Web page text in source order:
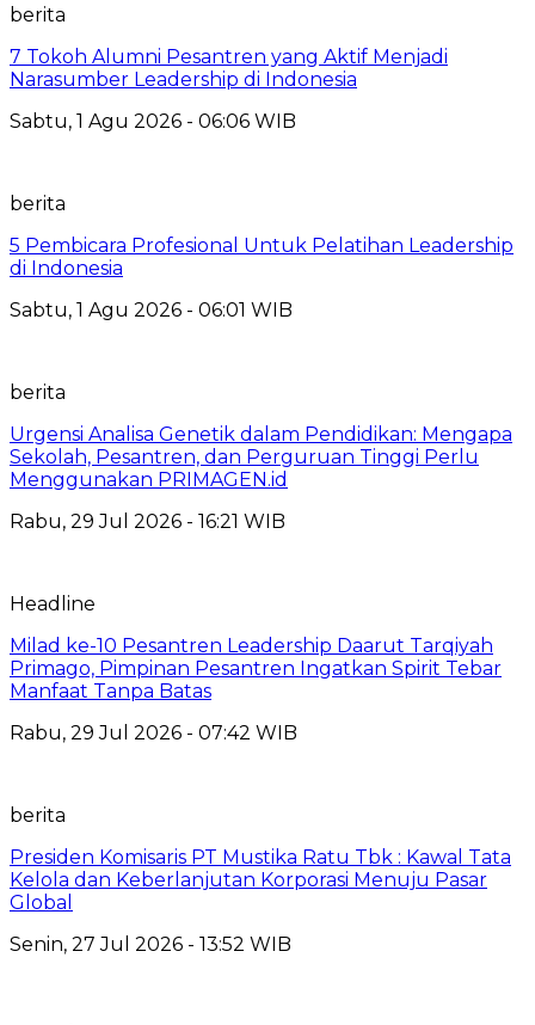
berita
7 Tokoh Alumni Pesantren yang Aktif Menjadi
Narasumber Leadership di Indonesia
Sabtu, 1 Agu 2026 - 06:06 WIB
berita
5 Pembicara Profesional Untuk Pelatihan Leadership
di Indonesia
Sabtu, 1 Agu 2026 - 06:01 WIB
berita
Urgensi Analisa Genetik dalam Pendidikan: Mengapa
Sekolah, Pesantren, dan Perguruan Tinggi Perlu
Menggunakan PRIMAGEN.id
Rabu, 29 Jul 2026 - 16:21 WIB
Headline
Milad ke-10 Pesantren Leadership Daarut Tarqiyah
Primago, Pimpinan Pesantren Ingatkan Spirit Tebar
Manfaat Tanpa Batas
Rabu, 29 Jul 2026 - 07:42 WIB
berita
Presiden Komisaris PT Mustika Ratu Tbk : Kawal Tata
Kelola dan Keberlanjutan Korporasi Menuju Pasar
Global
Senin, 27 Jul 2026 - 13:52 WIB